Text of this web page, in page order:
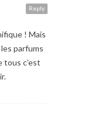
Reply
! Mais
parfums
tous c’est